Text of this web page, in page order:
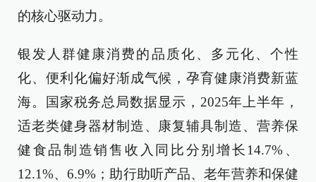
的核心驱动力。
银发人群健康消费的品质化、多元化、个性
化、便利化偏好渐成气候，孕育健康消费新蓝
海。国家税务总局数据显示，2025年上半年，
适老类健身器材制造、康复辅具制造、营养保
健食品制造销售收入同比分别增长14.7%、
12.1%、6.9%；助行助听产品、老年营养和保健